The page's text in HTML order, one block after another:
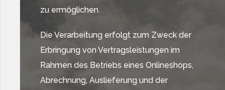
zu ermöglichen.
Die Verarbeitung erfolgt zum Zweck der
Erbringung von Vertragsleistungen im
Rahmen des Betriebs eines Onlineshops,
Abrechnung, Auslieferung und der